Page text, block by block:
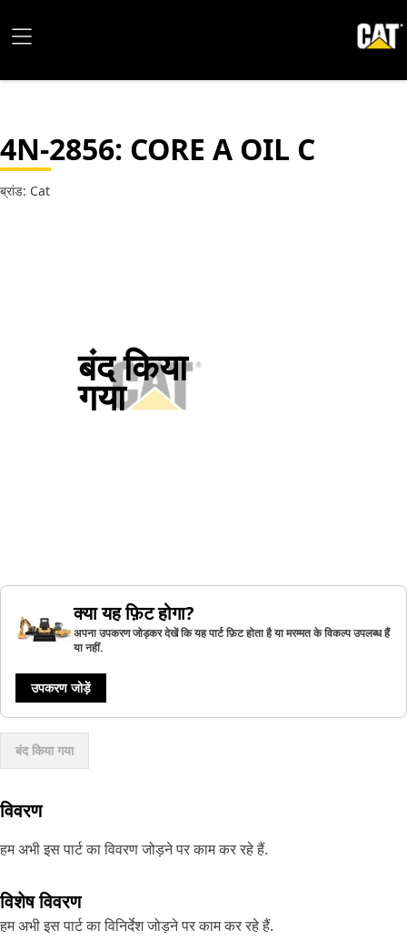
4N-2856: CORE A OIL C
ब्रांड: Cat
बंद किया
गया
क्या यह फ़िट होगा?
अपना उपकरण जोड़कर देखें कि यह पार्ट फ़िट होता है या मरम्मत के विकल्प उपलब्ध हैं
या नहीं.
उपकरण जोड़ें
बंद किया गया
विवरण
हम अभी इस पार्ट का विवरण जोड़ने पर काम कर रहे हैं.
विशेष विवरण
हम अभी इस पार्ट का विनिर्देश जोड़ने पर काम कर रहे हैं.